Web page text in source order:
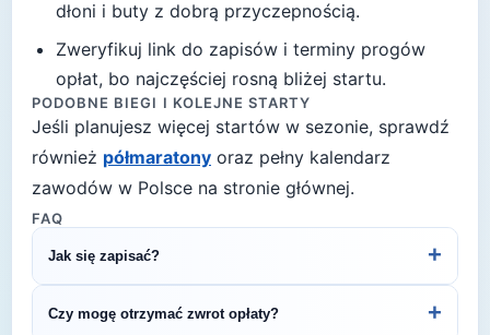
dłoni i buty z dobrą przyczepnością.
Zweryfikuj link do zapisów i terminy progów
opłat, bo najczęściej rosną bliżej startu.
PODOBNE BIEGI I KOLEJNE STARTY
Jeśli planujesz więcej startów w sezonie, sprawdź
również półmaratony oraz pełny kalendarz
zawodów w Polsce na stronie głównej.
FAQ
Jak się zapisać? +
przejść do strony organizatora z formularzem
Czy mogę otrzymać zwrot opłaty? +